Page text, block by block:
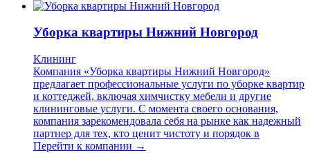
Уборка квартиры Нижний Новгород
Клининг
Компания «Уборка квартиры Нижний Новгород»
предлагает профессиональные услуги по уборке квартир
и коттеджей, включая химчистку мебели и другие
клининговые услуги. С момента своего основания,
компания зарекомендовала себя на рынке как надежный
партнер для тех, кто ценит чистоту и порядок в
Перейти к компании →